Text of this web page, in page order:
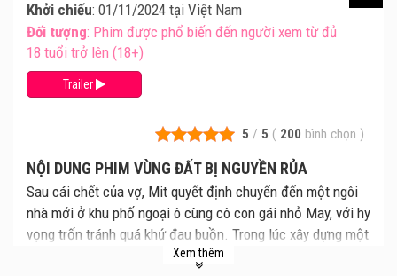
5 / 5 ( 200 bình chọn )
NỘI DUNG PHIM VÙNG ĐẤT BỊ NGUYỀN RỦA
Sau cái chết của vợ, Mit quyết định chuyển đến một ngôi
nhà mới ở khu phố ngoại ô cùng cô con gái nhỏ May, với hy
vọng trốn tránh quá khứ đau buồn. Trong lúc xây dựng một
miếu thờ thiên trước nhà, anh vô tình giải thoát một con
Xem thêm
Khởi chiếu: 01/11/2024 tại Việt Nam
Đối tượng: Phim được phổ biến đến người xem từ đủ
18 tuổi trở lên (18+)
Trailer